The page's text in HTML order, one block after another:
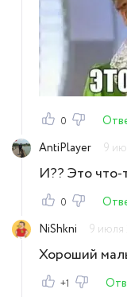
0
AntiPlayer
9
И?? Это что-
0
NiShkni
9 июля
Хороший
+1